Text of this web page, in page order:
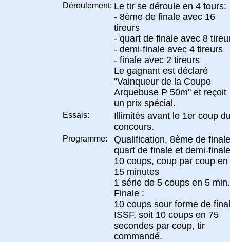
Déroulement: Le tir se déroule en 4 tours:
- 8ème de finale avec 16
tireurs
- quart de finale avec 8
- demi-finale avec 4 tireurs
- finale avec 2 tireurs
Le gagnant est déclaré
"Vainqueur de la Coupe
Arquebuse P 50m" et reçoit
un prix spécial.
Essais:
Illimités avant le 1er coup
concours.
Programme:
Qualification, 8ème de
quart de finale et demi-
10 coups, coup par coup en
15 minutes
1 série de 5 coups en 5 min.
Finale :
10 coups sour forme de
ISSF, soit 10 coups en 75
secondes par coup, tir
commandé.